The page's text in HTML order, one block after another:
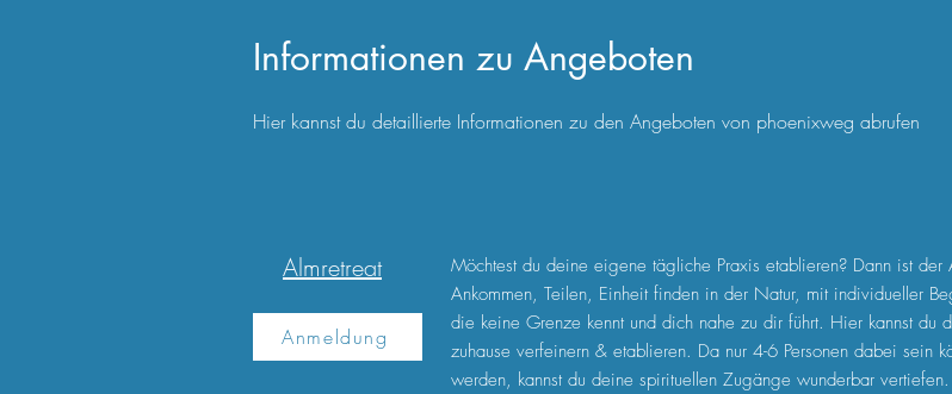
Informationen zu Angeboten
Hier kannst du detaillierte Informationen zu den Angeboten von phoenixweg abrufen
Almretreat
Anmeldung
Möchtest du deine eigene tägliche Praxis etablieren? Dann ist der
Ankommen, Teilen, Einheit finden in der Natur, mit individueller
die keine Grenze kennt und dich nahe zu dir führt. Hier kannst du
zuhause verfeinern & etablieren. Da nur 4-6 Personen dabei sein
werden, kannst du deine spirituellen Zugänge wunderbar vertiefen.